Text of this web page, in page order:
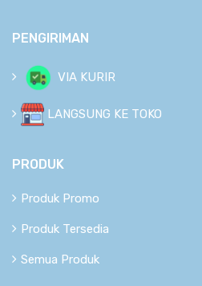
PENGIRIMAN
VIA KURIR
LANGSUNG KE TOKO
PRODUK
Produk Promo
Produk Tersedia
Semua Produk